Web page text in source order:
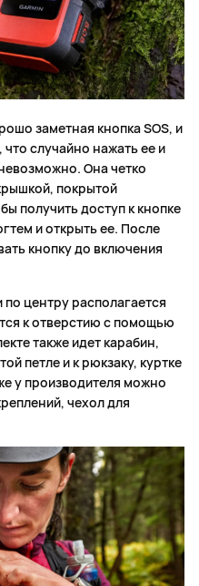
заметная кнопка SOS, и
случайно нажать ее и
Она четко
покрытой
получить доступ к кнопке
и открыть ее. После
кнопку до включения
центру располагается
к отверстию с помощью
также идет карабин,
петле и к рюкзаку, куртке
у производителя можно
чехол для